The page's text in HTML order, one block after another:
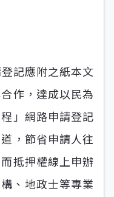
記應附之紙本文
作，達成以民為
」網路申請登記
，節省申請人往
抵押權線上申辦
、地政士等專業